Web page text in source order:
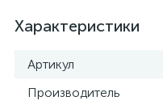
Характеристики
Артикул
Производитель